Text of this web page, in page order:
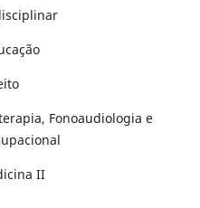
Fonoaudiologia e
II